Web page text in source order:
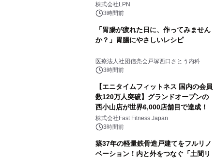
株式会社LPN
3時間前
「胃腸が疲れた日に、作ってみません
か？」胃腸にやさしいレシピ
医療法人社団信亮会戸塚西口さとう内科
3時間前
【エニタイムフィットネス 国内の会員
数120万人突破】グランドオープンの
西小山店が世界6,000店舗目で達成！
株式会社Fast Fitness Japan
3時間前
築37年の軽量鉄骨造戸建てをフルリノ
ベーション！内と外をつなぐ「土間リ